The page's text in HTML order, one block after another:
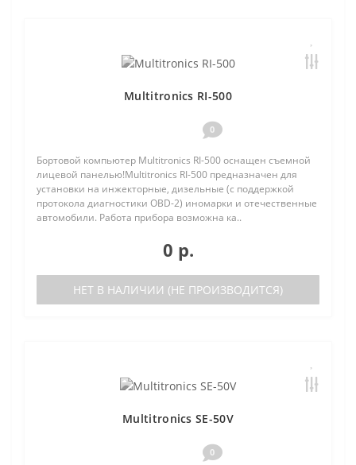
Multitronics RI-500
0
Бортовой компьютер Multitronics RI-500 оснащен съемной
лицевой панелью!Multitronics RI-500 предназначен для
установки на инжекторные, дизельные (с поддержкой
протокола диагностики OBD-2) иномарки и отечественные
автомобили. Работа прибора возможна ка..
0 р.
НЕТ В НАЛИЧИИ (НЕ ПРОИЗВОДИТСЯ)
Multitronics SE-50V
0